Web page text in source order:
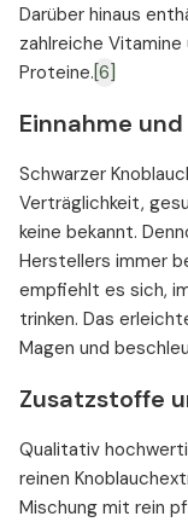
Darüber hinaus
zahlreiche
Proteine. [6]
Einnahme
Schwarzer
Verträglichkeit,
keine bekannt.
Herstellers immer
empfiehlt es sich,
trinken. Das
Magen und
Zusatzstoffe
Qualitativ
reinen
Mischung mit rein